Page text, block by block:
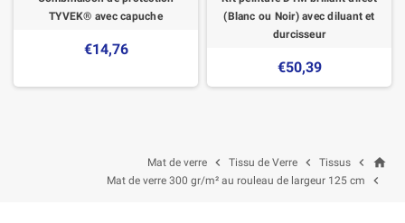
TYVEK® avec capuche
€14,76
(Blanc ou Noir) avec diluant et
durcisseur
€50,39
home

Tissus

Tissu de Verre

Mat de verre

Mat de verre 300 gr/m² au rouleau de largeur 125 cm